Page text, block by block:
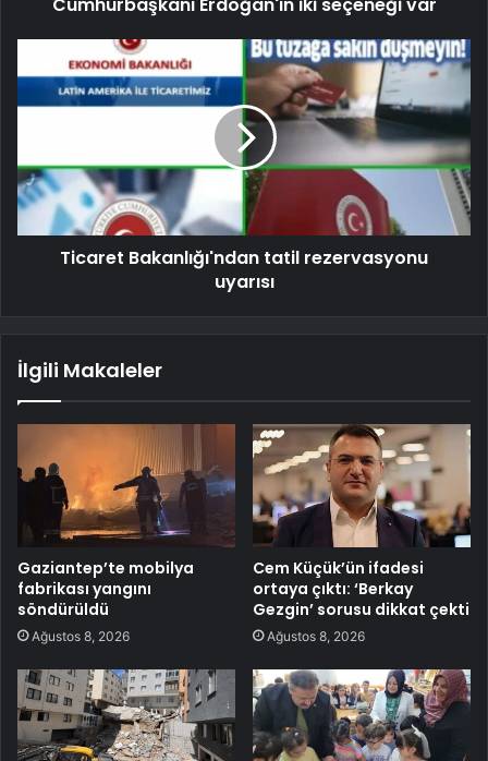
Ticaret Bakanlığı'ndan tatil rezervasyonu
uyarısı
İlgili Makaleler
Gaziantep’te mobilya
fabrikası yangını
söndürüldü
Ağustos 8, 2026
Cem Küçük’ün ifadesi
ortaya çıktı: ‘Berkay
Gezgin’ sorusu dikkat çekti
Ağustos 8, 2026